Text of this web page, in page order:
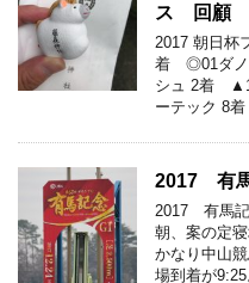
ス 回顧
2017 朝日杯
着 ◎01ダノ
シュ 2着
ーテック 8
2017 有
2017 有馬
朝、案の定
かなり中山
場到着が